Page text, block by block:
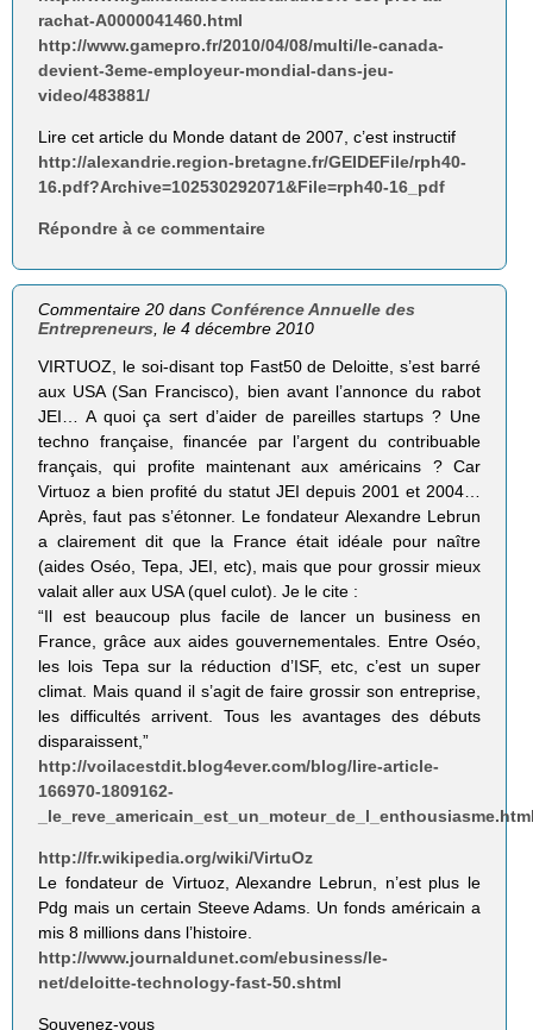
rachat-A0000041460.html
http://www.gamepro.fr/2010/04/08/multi/le-canada-
devient-3eme-employeur-mondial-dans-jeu-
video/483881/
Lire cet article du Monde datant de 2007, c’est instructif
http://alexandrie.region-bretagne.fr/GEIDEFile/rph40-
16.pdf?Archive=102530292071&File=rph40-16_pdf
Répondre à ce commentaire
Commentaire 20 dansConférence Annuelle des
Entrepreneurs , le 4 décembre 2010
VIRTUOZ, le soi-disant top Fast50 de Deloitte, s’est barré
aux USA (San Francisco), bien avant l’annonce du rabot
JEI… A quoi ça sert d’aider de pareilles startups ? Une
techno française, financée par l’argent du contribuable
français, qui profite maintenant aux américains ? Car
Virtuoz a bien profité du statut JEI depuis 2001 et 2004…
Après, faut pas s’étonner. Le fondateur Alexandre Lebrun
a clairement dit que la France était idéale pour naître
(aides Oséo, Tepa, JEI, etc), mais que pour grossir mieux
valait aller aux USA (quel culot). Je le cite :
“Il est beaucoup plus facile de lancer un business en
France, grâce aux aides gouvernementales. Entre Oséo,
les lois Tepa sur la réduction d’ISF, etc, c’est un super
climat. Mais quand il s’agit de faire grossir son entreprise,
les difficultés arrivent. Tous les avantages des débuts
disparaissent,”
http://voilacestdit.blog4ever.com/blog/lire-article-
166970-1809162-
http://fr.wikipedia.org/wiki/VirtuOz
Le fondateur de Virtuoz, Alexandre Lebrun, n’est plus le
Pdg mais un certain Steeve Adams. Un fonds américain a
mis 8 millions dans l’histoire.
http://www.journaldunet.com/ebusiness/le-
net/deloitte-technology-fast-50.shtml
Souvenez-vous